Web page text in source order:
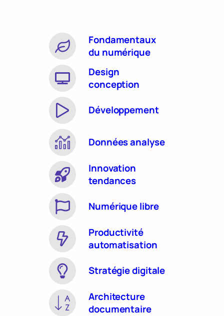
Fondamentaux
du numérique
Design
conception
Développement
Données analyse
Innovation
tendances
Numérique libre
Productivité
automatisation
Stratégie digitale
Architecture
documentaire